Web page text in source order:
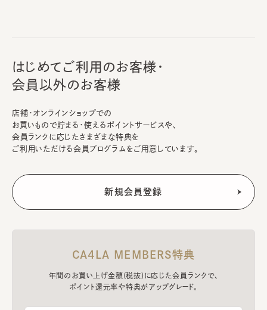
はじめてご利用のお客様・
会員以外のお客様
店舗・オンラインショップでの
お買いもので貯まる・使えるポイントサービスや、
会員ランクに応じたさまざまな特典を
ご利用いただける会員プログラムをご用意しています。
CA4LA MEMBERS特典
年間のお買い上げ金額(税抜)に応じた会員ランクで、
ポイント還元率や特典がアップグレード。